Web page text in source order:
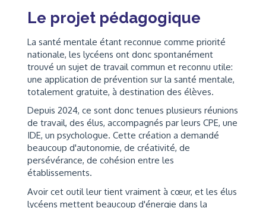
Le projet pédagogique
La santé mentale étant reconnue comme priorité
nationale, les lycéens ont donc spontanément
trouvé un sujet de travail commun et reconnu utile:
une application de prévention sur la santé mentale,
totalement gratuite, à destination des élèves.
Depuis 2024, ce sont donc tenues plusieurs réunions
de travail, des élus, accompagnés par leurs CPE, une
IDE, un psychologue. Cette création a demandé
beaucoup d'autonomie, de créativité, de
persévérance, de cohésion entre les
établissements.
Avoir cet outil leur tient vraiment à cœur, et les élus
lycéens mettent beaucoup d'énergie dans la